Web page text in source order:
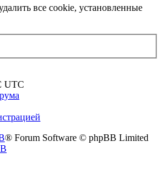
все cookie, установленные
UTC
® Forum Software © phpBB Limited